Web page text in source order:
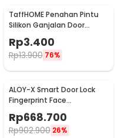
TaffHOME Penahan Pintu
Silikon Ganjalan Door
Stopper Size S 1 PCS - T01
Rp3.400
Rp13.900 76%
ALOY-X Smart Door Lock
Fingerprint Face
Recognition Password Card
- A2
Rp668.700
Rp902.900 26%